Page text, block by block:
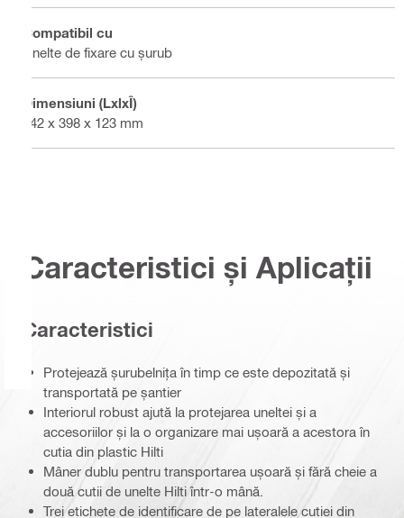
Compatibil cu
Unelte de fixare cu șurub
Dimensiuni (LxlxÎ)
442 x 398 x 123 mm
Caracteristici și Aplicații
Caracteristici
Protejează șurubelnița în timp ce este depozitată și
transportată pe șantier
Interiorul robust ajută la protejarea uneltei și a
accesoriilor și la o organizare mai ușoară a acestora în
cutia din plastic Hilti
Mâner dublu pentru transportarea ușoară și fără cheie a
două cutii de unelte Hilti într-o mână.
Trei etichete de identificare de pe lateralele cutiei din